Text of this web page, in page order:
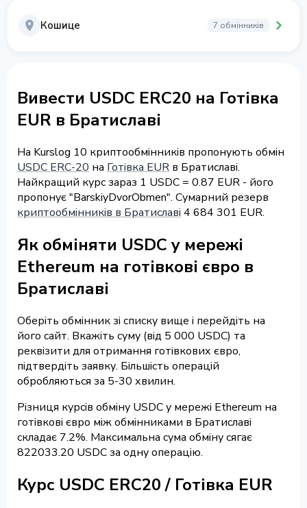
Кошице 7 обмінників
Вивести USDC ERC20 на Готівка
EUR в Братиславі
На Kurslog 10 криптообмінників пропонують обмін
USDC ERC-20 на Готівка EUR в Братиславі.
Найкращий курс зараз 1 USDC = 0.87 EUR - його
пропонує "BarskiyDvorObmen". Сумарний резерв
криптообмінників в Братиславі 4 684 301 EUR.
Як обміняти USDC у мережі
Ethereum на готівкові євро в
Братиславі
Оберіть обмінник зі списку вище і перейдіть на
його сайт. Вкажіть суму (від 5 000 USDC) та
реквізити для отримання готівкових євро,
підтвердіть заявку. Більшість операцій
обробляються за 5-30 хвилин.
Різниця курсів обміну USDC у мережі Ethereum на
готівкові євро між обмінниками в Братиславі
складає 7.2%. Максимальна сума обміну сягає
822033.20 USDC за одну операцію.
Курс USDC ERC20 / Готівка EUR